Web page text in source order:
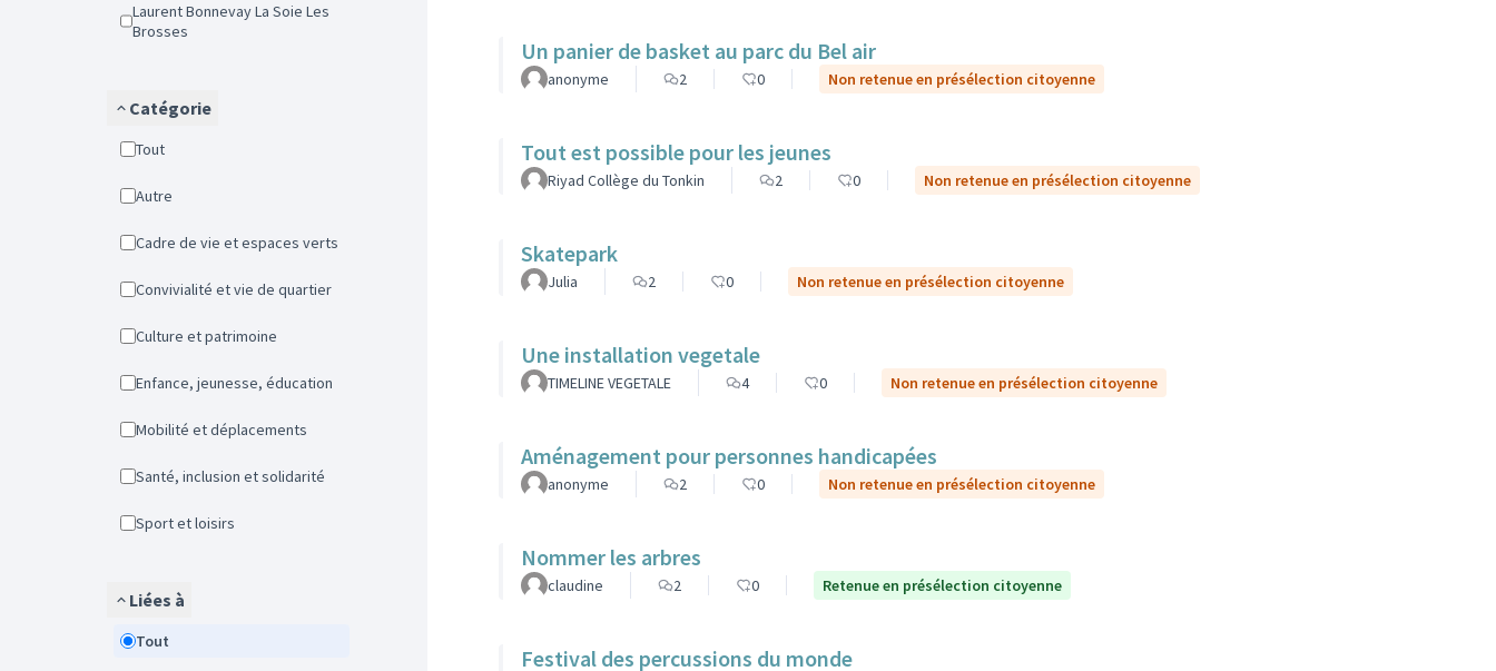
Laurent Bonnevay La Soie Les
Brosses
Catégorie
Tout
Autre
Cadre de vie et espaces verts
Convivialité et vie de quartier
Culture et patrimoine
Enfance, jeunesse, éducation
Mobilité et déplacements
Santé, inclusion et solidarité
Sport et loisirs
Liées à
Tout
Un panier de basket au parc du Bel air
anonyme 2 0 Non retenue en présélection citoyenne
Tout est possible pour les jeunes
Riyad Collège du Tonkin 2 0 Non retenue en présélection citoyenne
Skatepark
Julia 2 0 Non retenue en présélection citoyenne
Une installation vegetale
TIMELINE VEGETALE 4 0 Non retenue en présélection citoyenne
Aménagement pour personnes handicapées
anonyme 2 0 Non retenue en présélection citoyenne
Nommer les arbres
claudine 2 0 Retenue en présélection citoyenne
Festival des percussions du monde